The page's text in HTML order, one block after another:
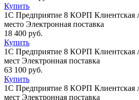
Купить
1С Предприятие 8 КОРП Клиентская
место Электронная поставка
18 400 руб.
Купить
1С Предприятие 8 КОРП Клиентская
мест Электронная поставка
63 100 руб.
Купить
1С Предприятие 8 КОРП Клиентская
мест Электронная поставка